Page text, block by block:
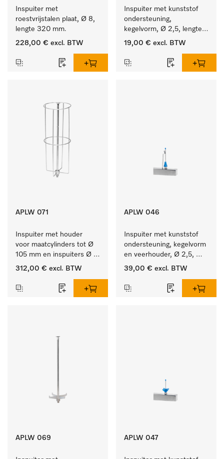
Inspuiter met
roestvrijstalen plaat, Ø 8,
lengte 320 mm.
228,00 € excl. BTW
Inspuiter met kunststof
ondersteuning,
kegelvorm, Ø 2,5, lengte
80 mm.
19,00 € excl. BTW
APLW 071
Inspuiter met houder
voor maatcylinders tot Ø
105 mm en inspuiters Ø
8, lengte 320 mm.
312,00 € excl. BTW
APLW 046
Inspuiter met kunststof
ondersteuning, kegelvorm
en veerhouder, Ø 2,5,
lengte 80 mm.
39,00 € excl. BTW
APLW 069 APLW 047